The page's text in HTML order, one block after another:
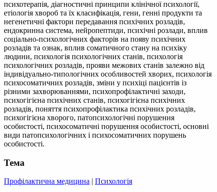
психотерапія, діагностичні принципи клінічної психології,
етіологія хвороб та їх класифікація, гени, генні продукти та
негенетичні фактори передавання психічних розладів,
ендокринна система, нейропептиди, психічні розлади, вплив
соціально-психологічних факторів на появу психічних
розладів та ознак, вплив соматичного стану на психіку
людини, психологія психологічних станів, психологія
психологічних розладів, прояви межових станів залежно від
індивідуально-типологічних особливостей хворих, психологія
психосоматичних розладів, зміни у психіці пацієнтів із
різними захворюваннями, психопрофілактичні заходи,
психогігієна психічних станів, психогігієна психічних
розладів, поняття психопрофілактика психічних розладів,
психогігієна хворого, патопсихологічні порушення
особистості, психосоматичні порушення особистості, основні
види патопсихологічних і психосоматичних порушень
особистості.
Тема
Профілактична медицина | Психологія